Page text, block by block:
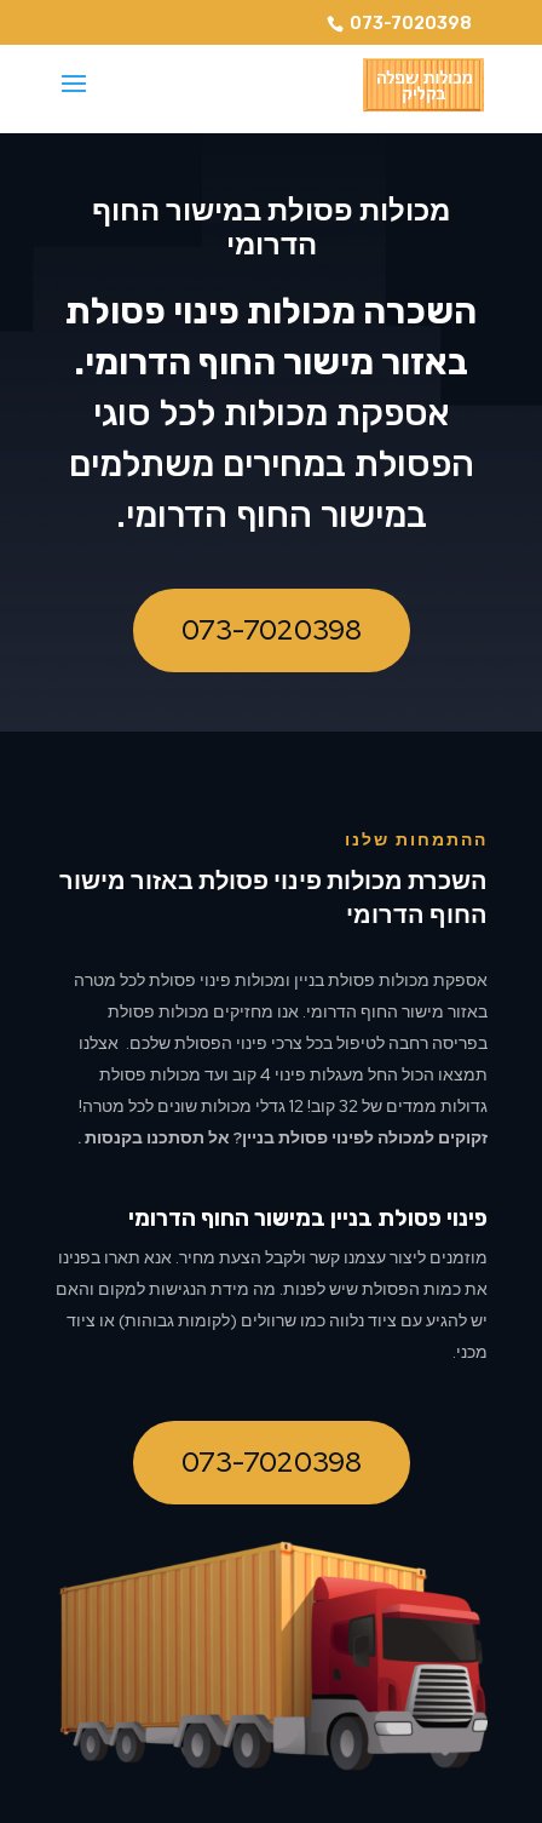
073-7020398
מכולות פסולת במישור החוף
הדרומי
השכרה מכולות פינוי פסולת
באזור מישור החוף הדרומי.
אספקת מכולות לכל סוגי
הפסולת במחירים משתלמים
במישור החוף הדרומי.
073-7020398
ההתמחות שלנו
השכרת מכולות פינוי פסולת באזור מישור
החוף הדרומי
אספקת מכולות פסולת בניין ומכולות פינוי פסולת לכל מטרה
באזור מישור החוף הדרומי. אנו מחזיקים מכולות פסולת
בפריסה רחבה לטיפול בכל צרכי פינוי הפסולת שלכם. אצלנו
תמצאו הכול החל מעגלות פינוי 4 קוב ועד מכולות פסולת
גדולות ממדים של 32 קוב! 12 גדלי מכולות שונים לכל מטרה!
זקוקים למכולה לפינוי פסולת בניין? אל תסתכנו בקנסות .
פינוי פסולת בניין במישור החוף הדרומי
מוזמנים ליצור עצמנו קשר ולקבל הצעת מחיר. אנא תארו בפנינו
את כמות הפסולת שיש לפנות. מה מידת הנגישות למקום והאם
יש להגיע עם ציוד נלווה כמו שרוולים (לקומות גבוהות) או ציוד
מכני.
073-7020398